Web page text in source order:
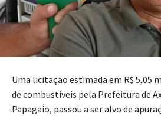
Uma licitação estimada em R$ 5,05
de combustíveis pela Prefeitura de
Papagaio, passou a ser alvo de